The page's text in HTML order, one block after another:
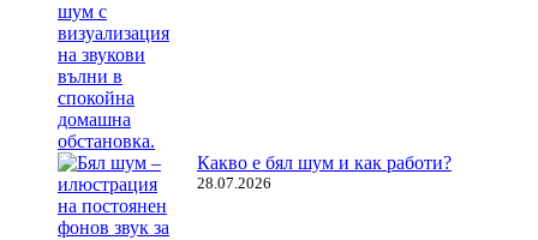
Какво е бял шум и как работи?
28.07.2026